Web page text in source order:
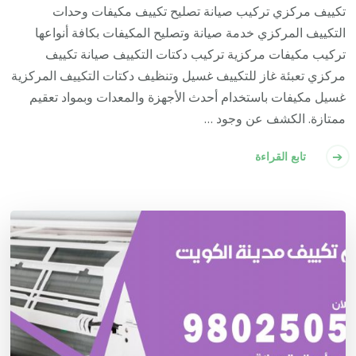
تكييف مركزي تركيب صيانة تصليح تكييف مكيفات وحدات
التكييف المركزي خدمة صيانة وتصليح المكيفات بكافة أنواعها
تركيب مكيفات مركزية تركيب دكتات التكييف صيانة تكييف
مركزي تعبئة غاز للتكييف غسيل وتنظيف دكتات التكييف المركزية
غسيل مكيفات باستخدام أحدث الأجهزة والمعدات وبمواد تعقيم
ممتازة. الكشف عن وجود …
تابع القراءة